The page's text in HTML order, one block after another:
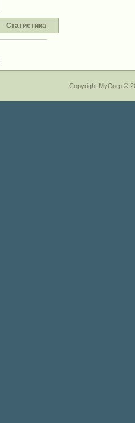
Статистика
Copyright MyCorp ©